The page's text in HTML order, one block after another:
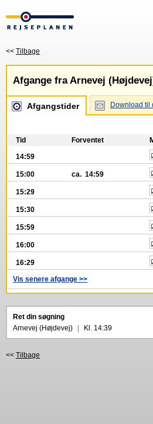
<< Tilbage
Afgange fra Arnevej
Afgangstider Download til
Tid Forventet
14:59
15:00 ca. 14:59
15:29
15:30
15:59
16:00
16:29
Vis senere afgange >>
Ret din søgning
Arnevej (Højdevej)
Kl. 14:39
<< Tilbage